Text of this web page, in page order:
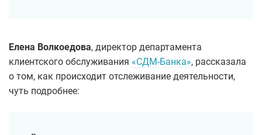
Елена Волкоедова, директор департамента
клиентского обслуживания «СДМ-Банка», рассказала
о том, как происходит отслеживание деятельности,
чуть подробнее: